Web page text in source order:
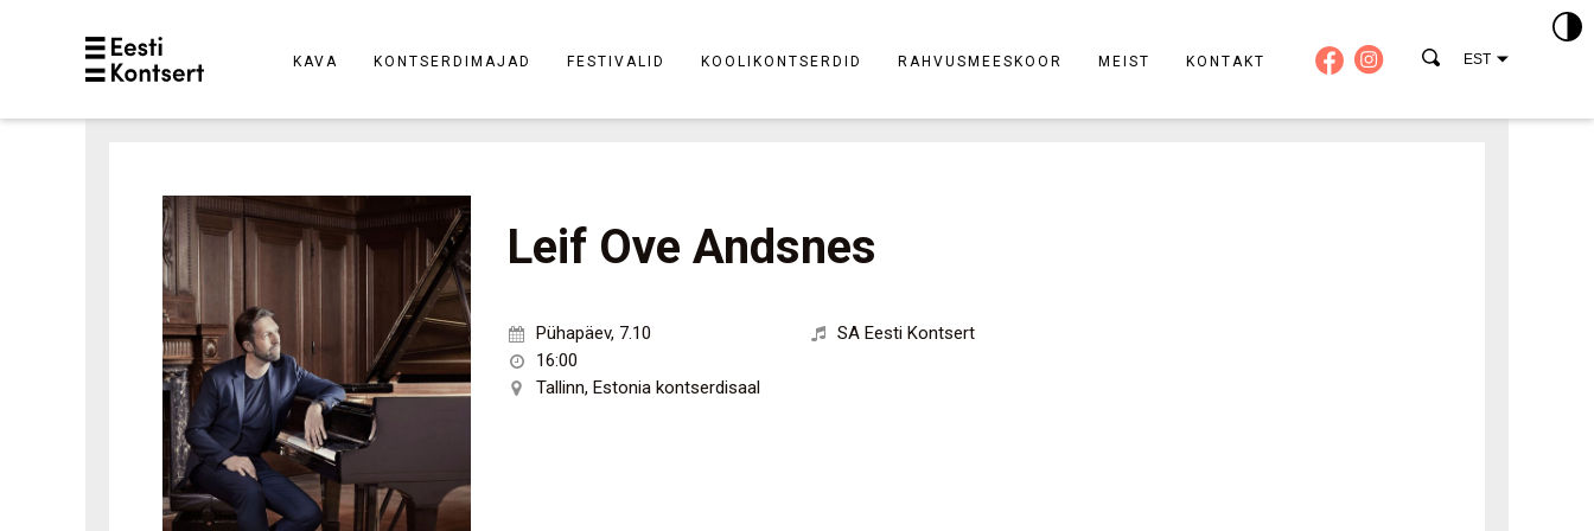
KAVA KONTSERDIMAJAD FESTIVALID KOOLIKONTSERDID RAHVUSMEESKOOR MEIST KONTAKT EST
Leif Ove Andsnes
Pühapäev, 7.10
16:00
Tallinn, Estonia kontserdisaal
SA Eesti Kontsert